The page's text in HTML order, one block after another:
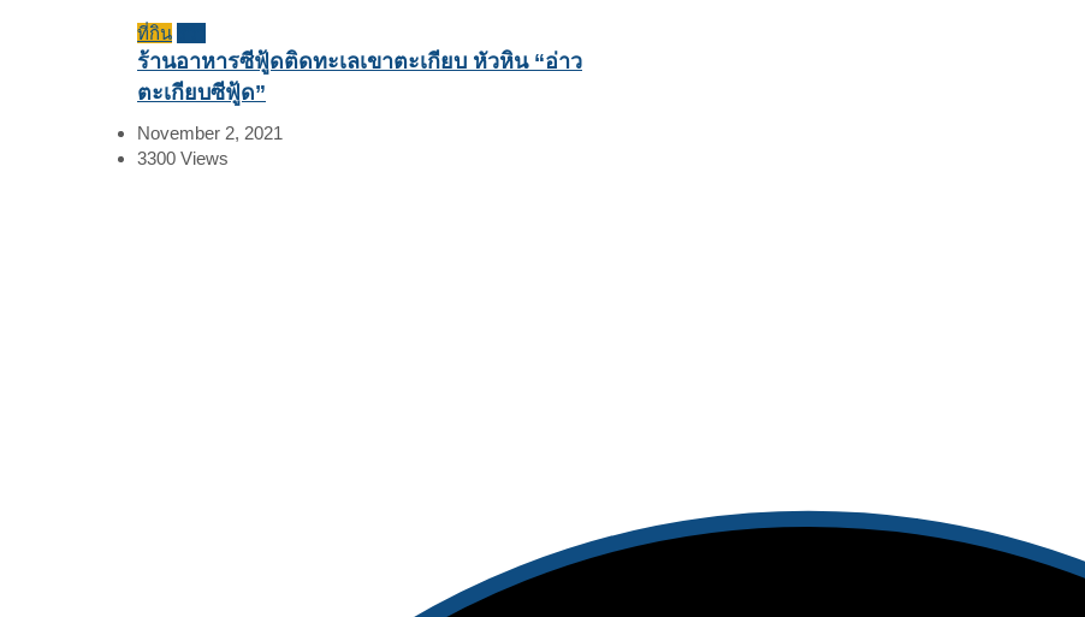
ที่กิน
ร้านอาหารซีฟู้ดติดทะเลเขาตะเกียบ หัวหิน “อ่าว
ตะเกียบซีฟู้ด”
November 2, 2021
3300 Views